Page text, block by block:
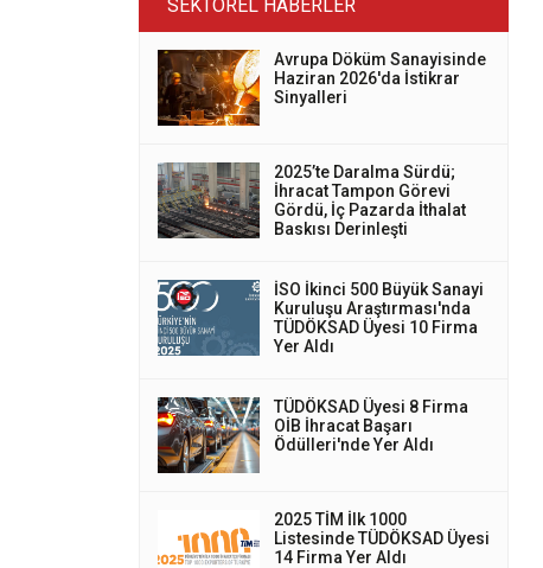
SEKTÖREL HABERLER
Avrupa Döküm Sanayisinde
Haziran 2026'da İstikrar
Sinyalleri
2025’te Daralma Sürdü;
İhracat Tampon Görevi
Gördü, İç Pazarda İthalat
Baskısı Derinleşti
İSO İkinci 500 Büyük Sanayi
Kuruluşu Araştırması'nda
TÜDÖKSAD Üyesi 10 Firma
Yer Aldı
TÜDÖKSAD Üyesi 8 Firma
OİB İhracat Başarı
Ödülleri'nde Yer Aldı
2025 TİM İlk 1000
Listesinde TÜDÖKSAD Üyesi
14 Firma Yer Aldı